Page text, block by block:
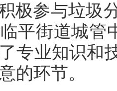
极参与垃圾
平街道城管
专业知识和
的环节。